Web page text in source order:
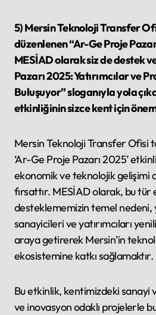
5) Mersin Teknoloji Transfer
düzenlenen “Ar-Ge Proje
MESİAD olarak siz de destek
Pazarı 2025: Yatırımcılar ve
Buluşuyor” sloganıyla yola
etkinliğinin sizce kent için
Mersin Teknoloji Transfer Ofisi
‘Ar-Ge Proje Pazarı 2025’
ekonomik ve teknolojik gelişimi
fırsattır. MESİAD olarak, bu tür
desteklememizin temel
sanayicileri ve yatırımcıları
araya getirerek Mersin’in
ekosistemine katkı sağlamaktır.
Bu etkinlik, kentimizdeki sanayi
ve inovasyon odaklı projelerle